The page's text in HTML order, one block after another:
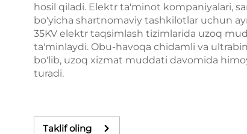
hosil qiladi. Elektr ta'minot kompaniyalari,
bo'yicha shartnomaviy tashkilotlar uchun
35KV elektr taqsimlash tizimlarida uzoq
ta'minlaydi. Obu-havoqa chidamli va
bo'lib, uzoq xizmat muddati davomida
turadi.
Taklif oling